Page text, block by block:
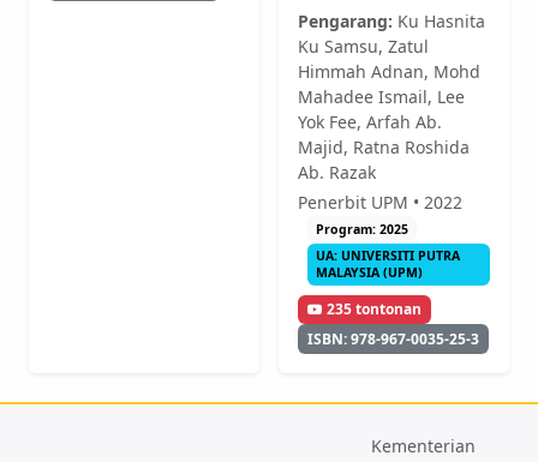
Pengarang: Ku Hasnita
Ku Samsu, Zatul
Himmah Adnan, Mohd
Mahadee Ismail, Lee
Yok Fee, Arfah Ab.
Majid, Ratna Roshida
Ab. Razak
Penerbit UPM • 2022
Program: 2025
UA: UNIVERSITI PUTRA
MALAYSIA (UPM)
235 tontonan
ISBN: 978-967-0035-25-3
Kementerian